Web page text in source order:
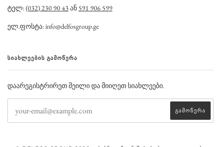
ტელ:(032) 230 90 43 ან 591 906 599
ელ.ფოსტა: info@delfosgroup.ge
ᲡᲘᲐᲮᲚᲔᲔᲑᲘᲡ ᲒᲐᲛᲝᲬᲔᲠᲐ
დაარეგისტრირეთ მეილი და მიიღეთ სიახლეები.